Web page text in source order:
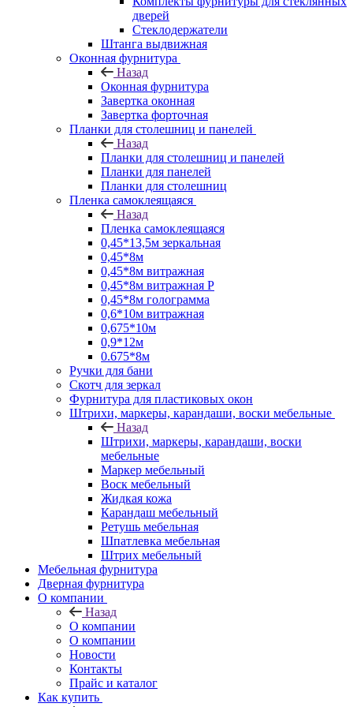
дверей
Стеклодержатели
Штанга выдвижная
Оконная фурнитура
Назад
Оконная фурнитура
Завертка оконная
Завертка форточная
Планки для столешниц и панелей
Назад
Планки для столешниц и панелей
Планки для панелей
Планки для столешниц
Пленка самоклеящаяся
Назад
Пленка самоклеящаяся
0,45*13,5м зеркальная
0,45*8м
0,45*8м витражная
0,45*8м витражная Р
0,45*8м голограмма
0,6*10м витражная
0,675*10м
0,9*12м
0.675*8м
Ручки для бани
Скотч для зеркал
Фурнитура для пластиковых окон
Штрихи, маркеры, карандаши, воски мебельные
Назад
Штрихи, маркеры, карандаши, воски
мебельные
Маркер мебельный
Воск мебельный
Жидкая кожа
Карандаш мебельный
Ретушь мебельная
Шпатлевка мебельная
Штрих мебельный
Мебельная фурнитура
Дверная фурнитура
О компании
Назад
О компании
О компании
Новости
Контакты
Прайс и каталог
Как купить